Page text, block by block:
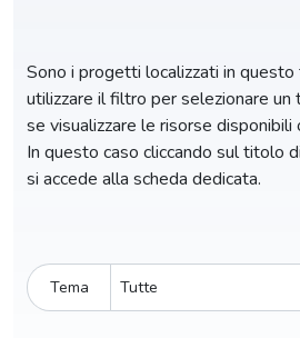
Sono i progetti localizzati in
utilizzare il filtro per selezionare un
se visualizzare le risorse
In questo caso cliccando sul titolo
si accede alla scheda dedicata.
Tema